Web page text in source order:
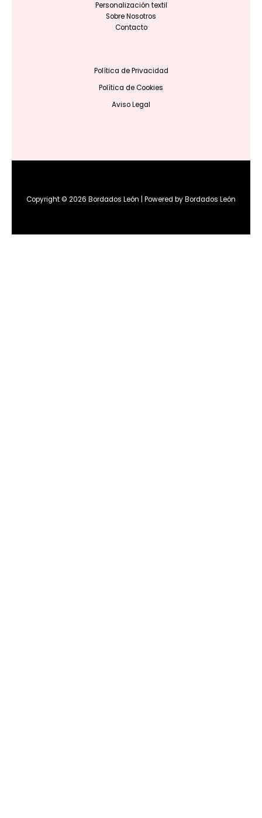
Personalización textil
Sobre Nosotros
Contacto
Política de Privacidad
Política de Cookies
Aviso Legal
Copyright © 2026 Bordados León | Powered by Bordados León